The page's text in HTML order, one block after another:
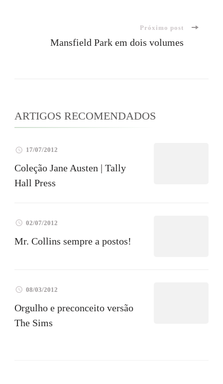
post
Próximo post
Mansfield Park em dois volumes
ARTIGOS RECOMENDADOS
17/07/2012
Coleção Jane Austen | Tally
Hall Press
02/07/2012
Mr. Collins sempre a postos!
08/03/2012
Orgulho e preconceito versão
The Sims